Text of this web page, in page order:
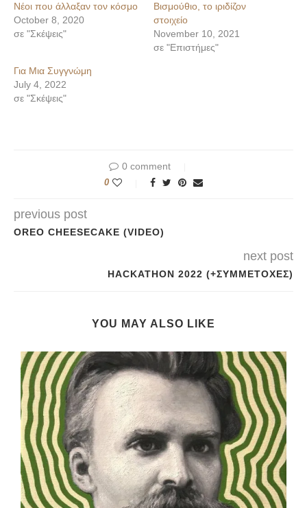
Νέοι που άλλαξαν τον κόσμο
October 8, 2020
σε "Σκέψεις"
Βισμούθιο, το ιριδίζον
στοιχείο
November 10, 2021
σε "Επιστήμες"
Για Μια Συγγνώμη
July 4, 2022
σε "Σκέψεις"
0 comment
0
previous post
OREO CHEESECAKE (VIDEO)
next post
HACKATHON 2022 (+ΣΥΜΜΕΤΟΧΈΣ)
YOU MAY ALSO LIKE